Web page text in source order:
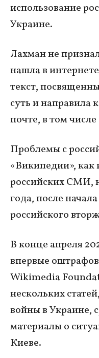
использование
Украине.
Лахман не
нашла в
текст,
суть и направила
почте, в том
Проблемы с
«Википедии», как
российских СМИ,
года, после
российского
В конце апреля
впервые
Wikimedia
нескольких
войны в Украине,
материалы о
Киеве.